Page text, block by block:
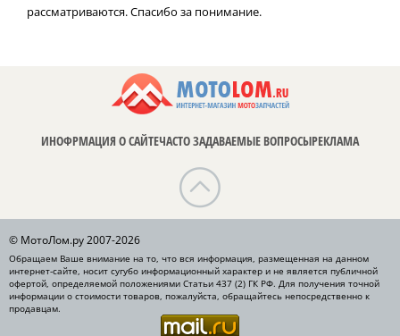
рассматриваются. Спасибо за понимание.
ИНОФРМАЦИЯ О САЙТЕЧАСТО ЗАДАВАЕМЫЕ ВОПРОСЫРЕКЛАМА
© МотоЛом.ру 2007-2026
Обращаем Ваше внимание на то, что вся информация, размещенная на данном
интернет-сайте, носит сугубо информационный характер и не является публичной
офертой, определяемой положениями Статьи 437 (2) ГК РФ. Для получения точной
информации о стоимости товаров, пожалуйста, обращайтесь непосредственно к
продавцам.